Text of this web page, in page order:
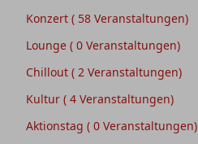
Konzert ( 58 Veranstaltungen)
Lounge ( 0 Veranstaltungen)
Chillout ( 2 Veranstaltungen)
Kultur ( 4 Veranstaltungen)
Aktionstag ( 0 Veranstaltungen)